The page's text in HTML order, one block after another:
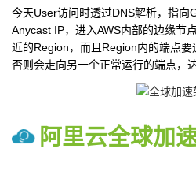
今天User访问时透过DNS解析，指向
Anycast IP，进入AWS内部的边缘节
近的Region，而且Region内的端点要
否则会走向另一个正常运行的端点，
阿里云全球加